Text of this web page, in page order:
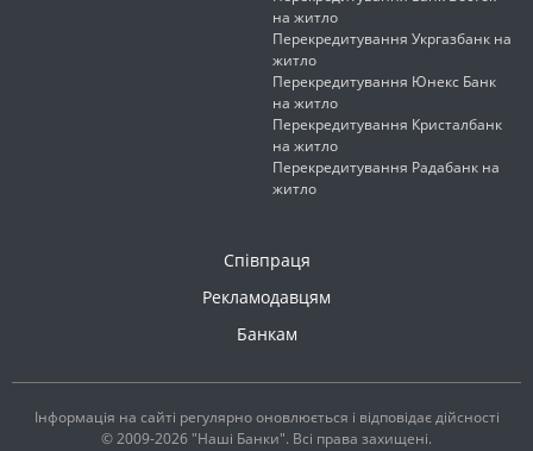
на житло
Перекредитування Укргазбанк на
житло
Перекредитування Юнекс Банк
на житло
Перекредитування Кристалбанк
на житло
Перекредитування Радабанк на
житло
Співпраця
Рекламодавцям
Банкам
Інформація на сайті регулярно оновлюється і відповідає дійсності
© 2009-2026 "Наші Банки". Всі права захищені.